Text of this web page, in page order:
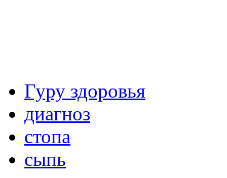
Гуру здоровья
диагноз
стопа
сыпь